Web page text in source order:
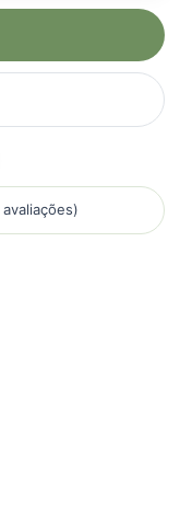
avaliações)